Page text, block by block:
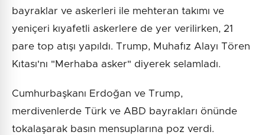
bayraklar ve askerleri ile mehteran takımı ve
yeniçeri kıyafetli askerlere de yer verilirken, 21
pare top atışı yapıldı. Trump, Muhafız Alayı Tören
Kıtası'nı "Merhaba asker" diyerek selamladı.
Cumhurbaşkanı Erdoğan ve Trump,
merdivenlerde Türk ve ABD bayrakları önünde
tokalaşarak basın mensuplarına poz verdi.